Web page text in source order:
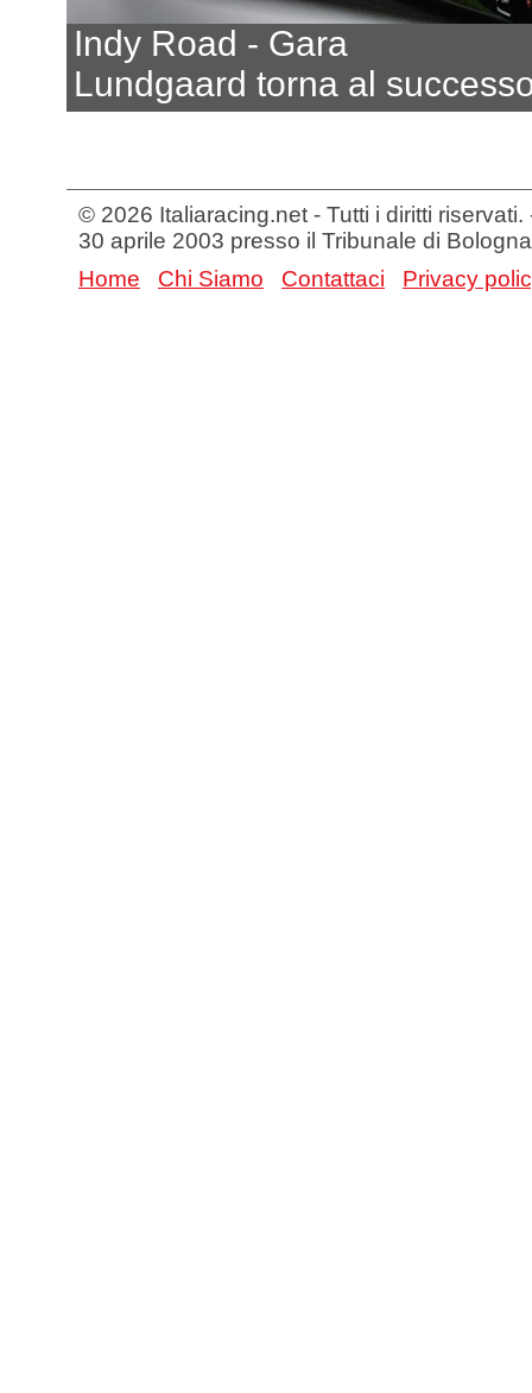
Indy Road - Gara
Lundgaard torna al
© 2026 Italiaracing.net - Tutti i diritti
30 aprile 2003 presso il Tribunale di Bologna
Home
Chi Siamo Contattaci Privacy